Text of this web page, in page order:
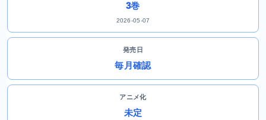
3巻
2026-05-07
発売日
毎月確認
アニメ化
未定